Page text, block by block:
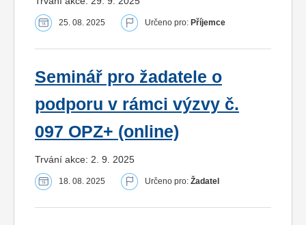
25. 08. 2025 Určeno pro: Příjemce
Seminář pro žadatele o
podporu v rámci výzvy č.
097 OPZ+ (online)
Trvání akce: 2. 9. 2025
18. 08. 2025 Určeno pro: Žadatel